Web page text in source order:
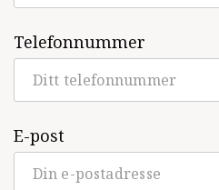
Telefonnummer
E-post